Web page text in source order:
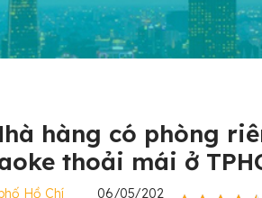
hàng có phòng
thoải mái ở
Hồ Chí
06/05/202